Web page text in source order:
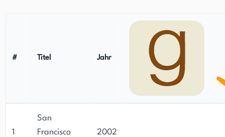
# Titel Jahr
1
San
Francisco
2002